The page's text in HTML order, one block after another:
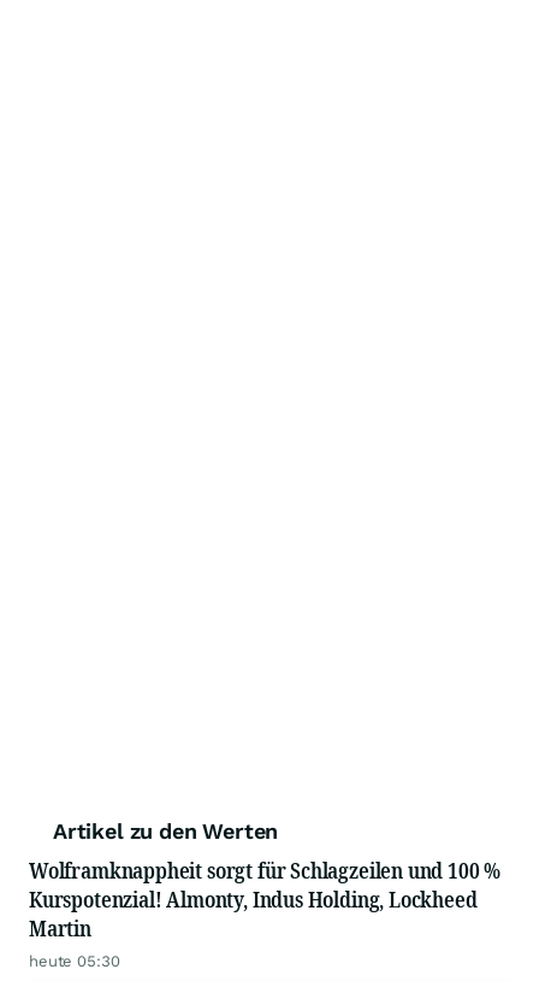
Artikel zu den Werten
Wolframknappheit sorgt für Schlagzeilen und 100 %
Kurspotenzial! Almonty, Indus Holding, Lockheed
Martin
heute 05:30